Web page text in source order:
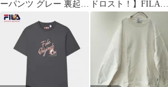
ーパンツ グレー 裏起毛
ロゴ サイズL スポーツ
ドロスト！】FILA
GOLFワンピースゴル
フウェア！